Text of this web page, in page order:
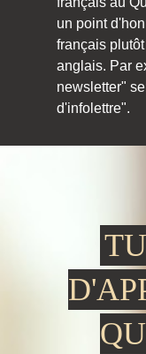
un point
français
anglais. Par
newsletter"
d'infolettre".